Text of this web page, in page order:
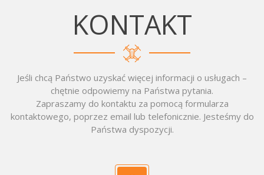
KONTAKT
Jeśli chcą Państwo uzyskać więcej informacji o usługach –
chętnie odpowiemy na Państwa pytania.
Zapraszamy do kontaktu za pomocą formularza
kontaktowego, poprzez email lub telefonicznie. Jesteśmy do
Państwa dyspozycji.